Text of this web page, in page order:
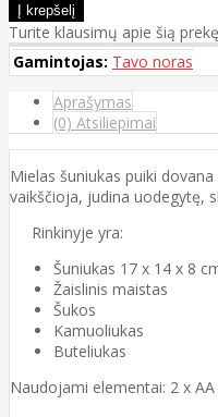
Turite klausimų apie šią
Gamintojas: Tavo noras
Aprašymas
(0) Atsiliepimai
Mielas šuniukas puiki
vaikščioja, judina uodegytę,
Rinkinyje yra:
Šuniukas 17 x 14 x 8
Žaislinis maistas
Šukos
Kamuoliukas
Buteliukas
Naudojami elementai: 2 x